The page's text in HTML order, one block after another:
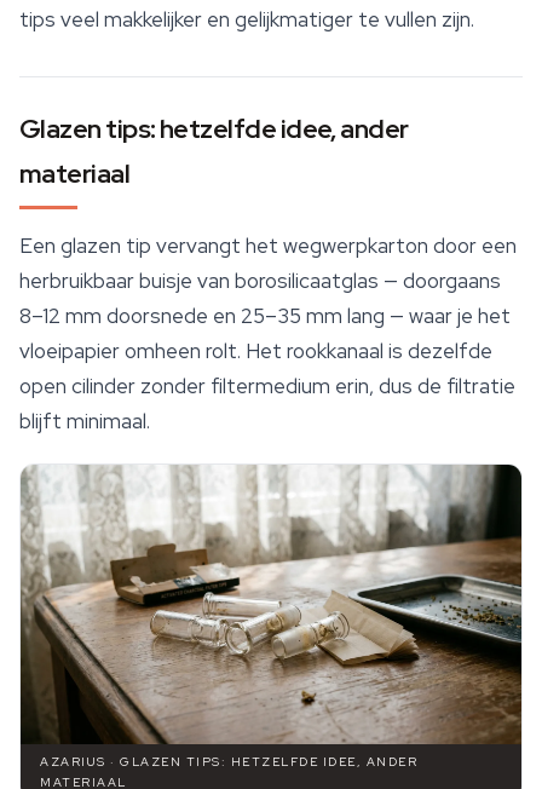
tips veel makkelijker en gelijkmatiger te vullen zijn.
Glazen tips: hetzelfde idee, ander
materiaal
Een glazen tip vervangt het wegwerpkarton door een
herbruikbaar buisje van borosilicaatglas — doorgaans
8–12 mm doorsnede en 25–35 mm lang — waar je het
vloeipapier omheen rolt. Het rookkanaal is dezelfde
open cilinder zonder filtermedium erin, dus de filtratie
blijft minimaal.
AZARIUS · GLAZEN TIPS: HETZELFDE IDEE, ANDER
MATERIAAL